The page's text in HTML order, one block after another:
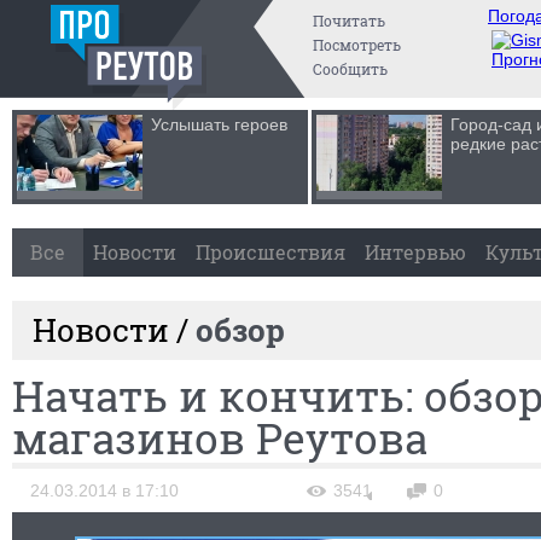
Почитать
Посмотреть
Сообщить
Услышать героев
Город-сад
редкие
Все Новости Происшествия Интервью
Новости /обзор
Начать и кончить:
магазинов Реутова
24.03.2014 в 17:10 3541 0